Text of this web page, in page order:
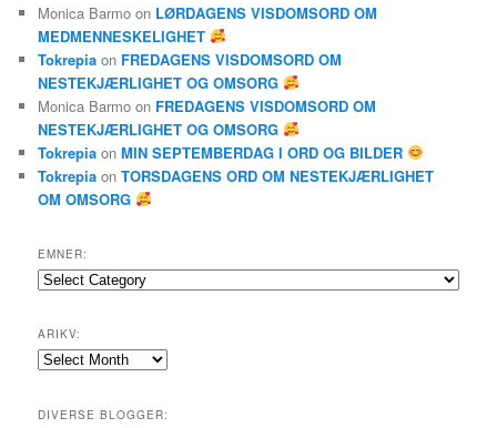
Monica Barmo on LØRDAGENS VISDOMSORD OM
MEDMENNESKELIGHET
Tokrepia on FREDAGENS VISDOMSORD OM
NESTEKJÆRLIGHET OG OMSORG
Monica Barmo on FREDAGENS VISDOMSORD OM
NESTEKJÆRLIGHET OG OMSORG
Tokrepia onMIN SEPTEMBERDAG I ORD OG BILDER
Tokrepia onTORSDAGENS ORD OM NESTEKJÆRLIGHET
OM OMSORG
EMNER:
Emner:
ARIKV:
Arikv:
DIVERSE BLOGGER: